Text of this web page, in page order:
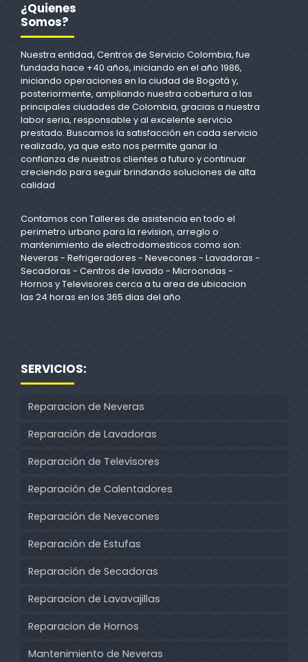
¿Quienes
Somos?
Nuestra entidad, Centros de Servicio Colombia, fue
fundada hace +40 años, iniciando en el año 1986,
iniciando operaciones en la ciudad de Bogotá y,
posteriormente, ampliando nuestra cobertura a las
principales ciudades de Colombia, gracias a nuestra
labor seria, responsable y al excelente servicio
prestado. Buscamos la satisfacción en cada servicio
realizado, ya que esto nos permite ganar la
confianza de nuestros clientes a futuro y continuar
creciendo para seguir brindando soluciones de alta
calidad
Contamos con Talleres de asistencia en todo el
perimetro urbano para la revision, arreglo o
mantenimiento de electrodomesticos como son:
Neveras - Refrigeradores - Nevecones - Lavadoras -
Secadoras - Centros de lavado - Microondas -
Hornos y Televisores cerca a tu area de ubicacion
las 24 horas en los 365 dias del año
SERVICIOS:
Reparacion de Neveras
Reparación de Lavadoras
Reparación de Televisores
Reparación de Calentadores
Reparación de Nevecones
Reparación de Estufas
Reparación de Secadoras
Reparacion de Lavavajillas
Reparacion de Hornos
Mantenimiento de Neveras